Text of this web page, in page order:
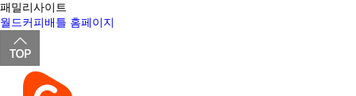
패밀리사이트
월드커피배틀 홈페이지